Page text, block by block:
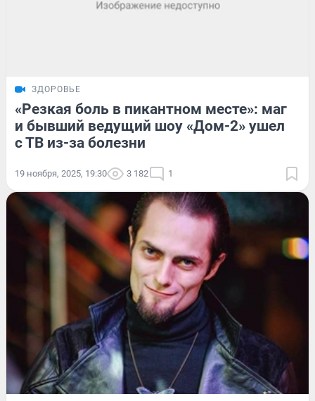
ЗДОРОВЬЕ
«Резкая боль в пикантном месте»: маг
и бывший ведущий шоу «Дом-2» ушел
с ТВ из-за болезни
19 ноября, 2025, 19:30 3 182 1